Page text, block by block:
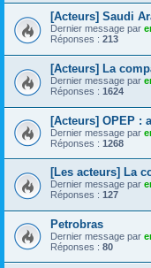
[Acteurs] Saudi
Dernier message par
Réponses : 213
[Acteurs] La
Dernier message par
Réponses : 1624
[Acteurs] OPEP :
Dernier message par
Réponses : 1268
[Les acteurs] La
Dernier message par
Réponses : 127
Petrobras
Dernier message par
Réponses : 80